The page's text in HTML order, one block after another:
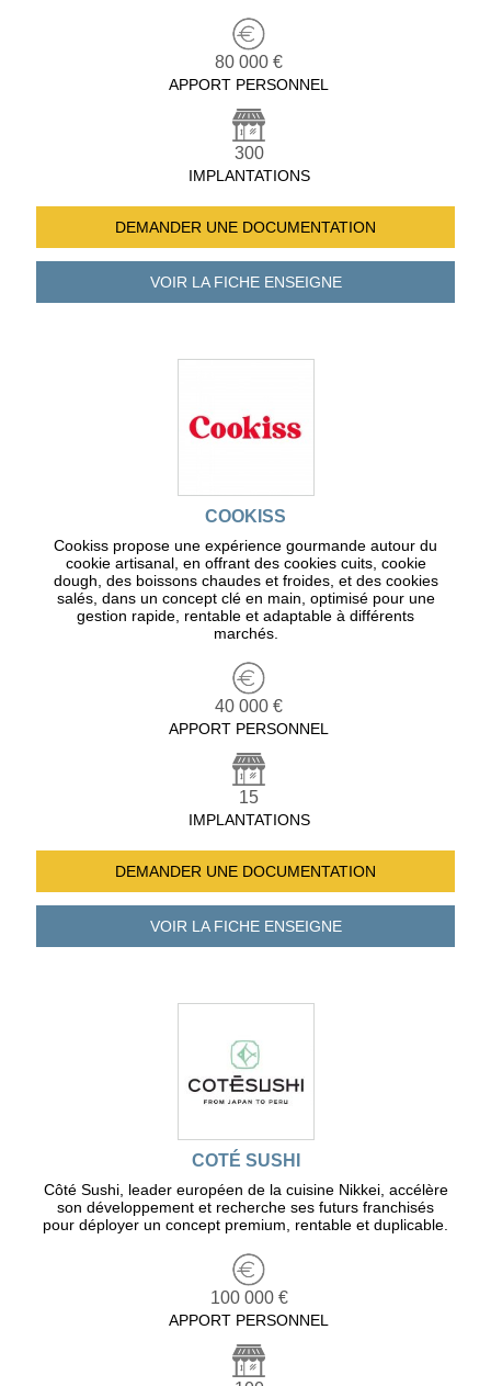
80 000 €
APPORT PERSONNEL
300
IMPLANTATIONS
DEMANDER UNE DOCUMENTATION
VOIR LA FICHEENSEIGNE
COOKISS
Cookiss propose une expérience gourmande autour du
cookie artisanal, en offrant des cookies cuits, cookie
dough, des boissons chaudes et froides, et des cookies
salés, dans un concept clé en main, optimisé pour une
gestion rapide, rentable et adaptable à différents
marchés.
40 000 €
APPORT PERSONNEL
15
IMPLANTATIONS
DEMANDER UNE DOCUMENTATION
VOIR LA FICHEENSEIGNE
COTÉ SUSHI
Côté Sushi, leader européen de la cuisine Nikkei, accélère
son développement et recherche ses futurs franchisés
pour déployer un concept premium, rentable et duplicable.
100 000 €
APPORT PERSONNEL